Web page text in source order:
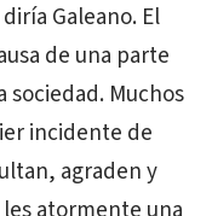
Galeano. El
de una parte
sociedad. Muchos
incidente de
agraden y